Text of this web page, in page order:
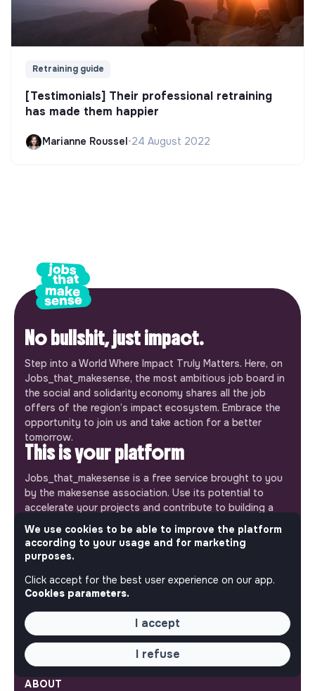
Retraining guide
[Testimonials] Their professional retraining
has made them happier
Marianne Roussel•24 August 2022
No bullshit, just impact.
Step into a World Where Impact Truly Matters. Here, on
Jobs_that_makesense, the most ambitious job board in
the social and solidarity economy shares all the job
offers of the region’s impact ecosystem. Embrace the
opportunity to join us and take action for a better
tomorrow.
This is your platform
Jobs_that_makesense is a free service brought to you
by the makesense association. Use its potential to
accelerate your projects and contribute to building a
more respectful, inclusive and sustainable society.
Our mobile app
Get jobs that make sense on your phone so you never
miss an opportunity.
iPhone Android
ABOUT
We use cookies to be able to improve the platform
according to your usage and for marketing
purposes.
Click accept for the best user experience on our app.
Cookies parameters.
I accept
I refuse